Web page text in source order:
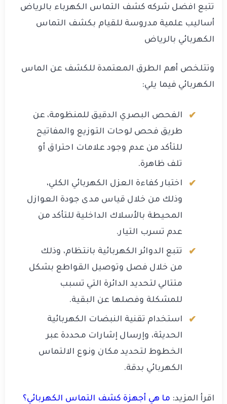
تتبع افضل شركه كشف التماس الكهرباء بالرياض
أساليب علمية مدروسة للقيام بكشف التماس
الكهربائي بالرياض
وتتلخص أهم الطرق المعتمدة للكشف عن الماس
الكهربائي فيما يلي:
الفحص البصري الدقيق للمنظومة، عن
طريق فحص لوحات التوزيع والمفاتيح
للتأكد من عدم وجود علامات احتراق أو
تلف ظاهرة.
اختبار كفاءة العزل الكهربائي الكلي،
وذلك من خلال قياس مدى جودة العوازل
المحيطة بالأسلاك الداخلية للتأكد من
عدم تسرب التيار.
تتبع الدوائر الكهربائية بانتظام، وذلك
من خلال فصل وتوصيل القواطع بشكل
متتالي لتحديد الدائرة التي تسبب
للمشكلة وفصلها عن البقية.
استخدام تقنية النبضات الكهربائية
الحديثة، وإرسال إشارات محددة عبر
الخطوط لتحديد مكان ونوع الالتماس
الكهربائي بدقة.
اقرأ المزيد: ما هي أجهزة كشف التماس الكهربائي؟